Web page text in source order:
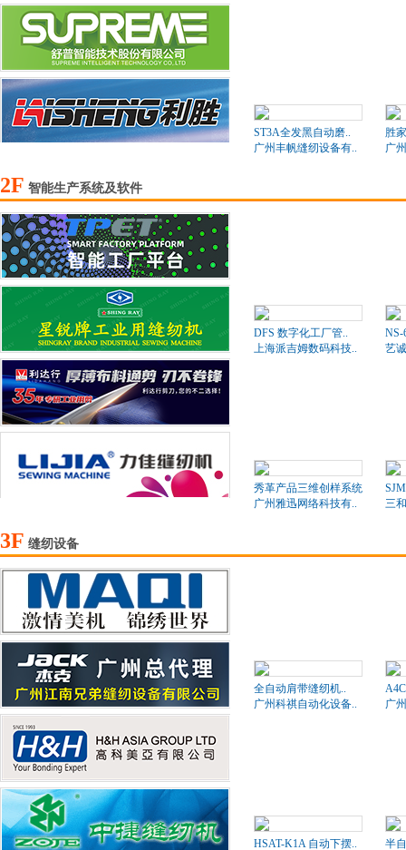
ST3A全发黑自动磨..
广州丰帆缝纫设备有..
胜
广
2F 智能生产系统及软件
DFS 数字化工厂管..
上海派吉姆数码科技..
NS-
艺
秀革产品三维创样系统
广州雅迅网络科技有..
三
3F 缝纫设备
全自动肩带缝纫机..
广州科祺自动化设备..
广
HSAT-K1A 自动下摆.. 半